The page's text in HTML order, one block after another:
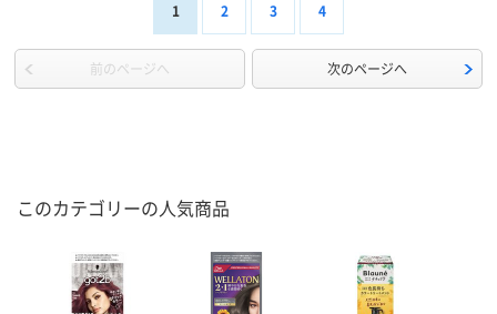
1 2 3 4
前のページへ 次のページへ
このカテゴリーの人気商品